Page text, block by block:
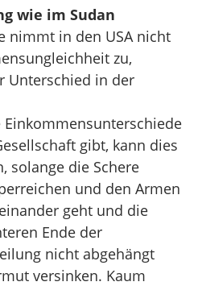
wie im Sudan
nimmt in den USA nicht
zu,
Unterschied in der
Einkommensunterschiede
gibt, kann dies
solange die Schere
und den Armen
geht und die
Ende der
nicht abgehängt
versinken. Kaum